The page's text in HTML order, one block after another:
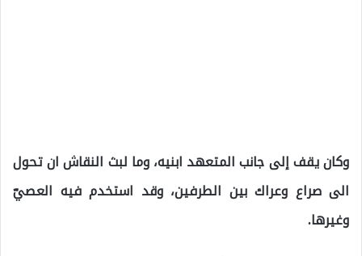
وكان يقف إلى جانب المتعهد ابنيه، وما لبث النقاش ان تحول
الى صراع وعراك بين الطرفين، وقد استخدم فيه العصيّ
وغيرها.